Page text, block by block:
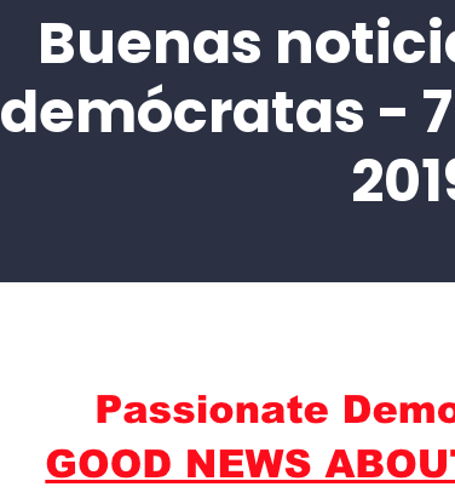
Buenas
demócratas -